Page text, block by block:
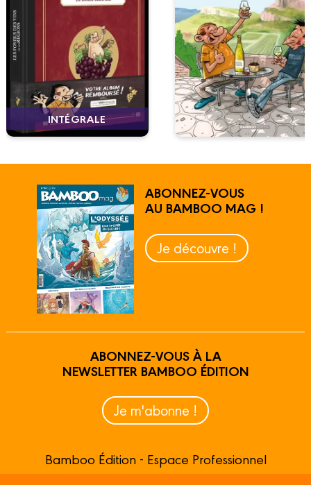
INTÉGRALE
ABONNEZ-VOUS
AU BAMBOO MAG !
Je découvre !
ABONNEZ-VOUS À LA
NEWSLETTER BAMBOO ÉDITION
Je m'abonne !
Bamboo Édition - Espace Professionnel